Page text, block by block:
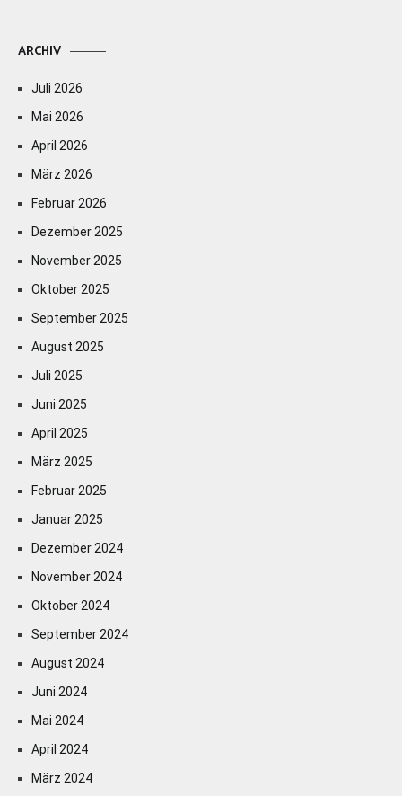
ARCHIV
Juli 2026
Mai 2026
April 2026
März 2026
Februar 2026
Dezember 2025
November 2025
Oktober 2025
September 2025
August 2025
Juli 2025
Juni 2025
April 2025
März 2025
Februar 2025
Januar 2025
Dezember 2024
November 2024
Oktober 2024
September 2024
August 2024
Juni 2024
Mai 2024
April 2024
März 2024